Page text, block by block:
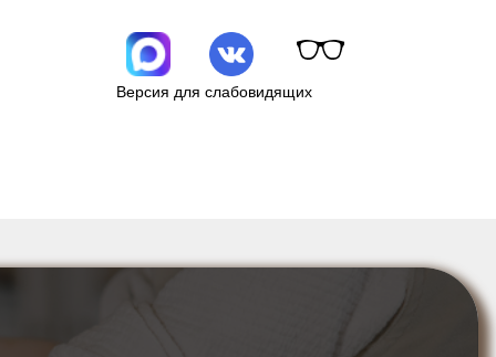
Версия для слабовидящих